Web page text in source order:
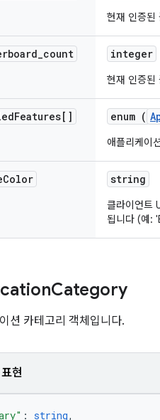
현재 인증된
_count integer
현재 인증된
Features[] enum (
애플리케이
Color string
클라이언트
됩니다 (예:
Category
션 카테고리 객체입니다.
현
: string,